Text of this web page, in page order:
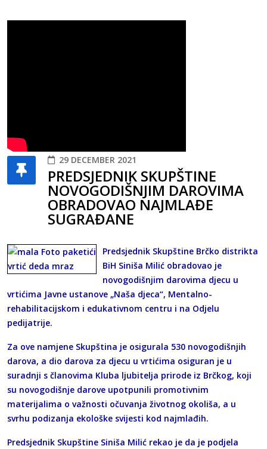
29 DECEMBER 2021
PREDSJEDNIK SKUPŠTINE
NOVOGODIŠNJIM DAROVIMA
OBRADOVAO NAJMLAĐE
SUGRAĐANE
Predsjednik Skupštine Brčko distrikta
BiH Siniša Milić obradovao je
novogodišnjim darovima djecu u
vrtićima Javne ustanove „Naša djeca“, Mentalno-
rehabilitacijskom i edukativnom centru i na Odjelu
pedijatrije.
Za ove namjene Skupština je osigurala 530 novogodišnjih
darova, a dio darova za djecu u vrtićima osiguran je u
suradnji s članovima Kluba ljubitelja prirode iz Brčkog, koji
su novogodišnje darove upotpunili promotivnim
materijalima o važnosti očuvanja životnog okoliša, a u
svrhu podizanja ekološke svijesti kod najmlađih.
Predsjednik Skupštine Siniša Milić rekao je da je podjela